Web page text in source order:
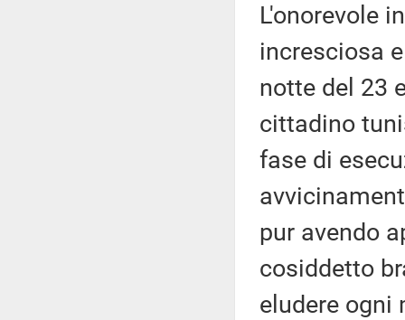
L'onorevole
incresciosa
notte del 23
cittadino
fase di
pur avendo
cosiddetto
eludere ogni